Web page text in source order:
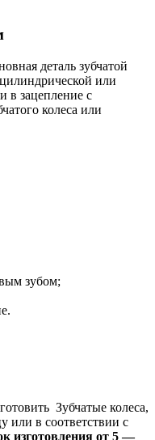
деталь зубчатой
или
в зацепление с
колеса или
зубом;
Зубчатые колеса,
или в соответствии с
изготовления от 5 —